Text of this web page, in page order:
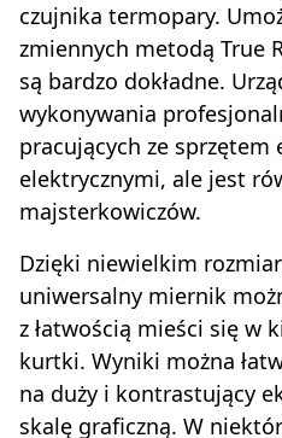
czujnika termopary.
zmiennych metodą True
są bardzo dokładne.
wykonywania
pracujących ze
elektrycznymi, ale jest
majsterkowiczów.
Dzięki niewielkim
uniwersalny miernik
z łatwością mieści się w
kurtki. Wyniki można
na duży i kontrastujący
skalę graficzną. W